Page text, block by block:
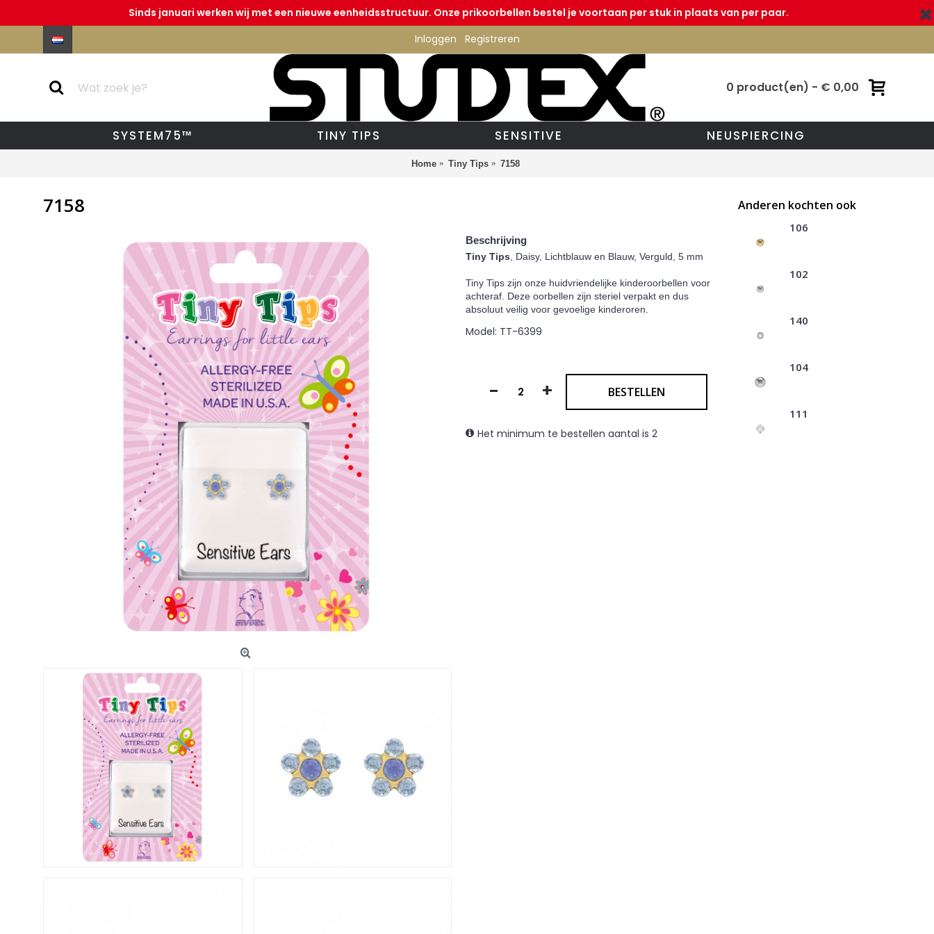
Sinds januari werken wij met een nieuwe eenheidsstructuur. Onze prikoorbellen bestel je voortaan per stuk in plaats van per paar.
Inloggen
Registreren
0 product(en) - € 0,00
SYSTEM75™ TINY TIPS SENSITIVE NEUSPIERCING
Home Tiny Tips 7158
Anderen kochten ook
106
102
140
104
111
7158
Beschrijving
Tiny Tips , Daisy, Lichtblauw en Blauw, Verguld, 5 mm
Tiny Tips zijn onze huidvriendelijke kinderoorbellen voor
achteraf. Deze oorbellen zijn steriel verpakt en dus
absoluut veilig voor gevoelige kinderoren.
Model: TT-6399
- + BESTELLEN
Het minimum te bestellen aantal is 2